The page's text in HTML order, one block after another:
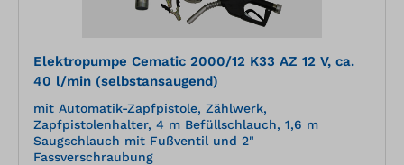
Elektropumpe Cematic 2000/12 K33 AZ 12 V, ca.
40 l/min (selbstansaugend)
mit Automatik-Zapfpistole, Zählwerk,
Zapfpistolenhalter, 4 m Befüllschlauch, 1,6 m
Saugschlauch mit Fußventil und 2"
Fassverschraubung